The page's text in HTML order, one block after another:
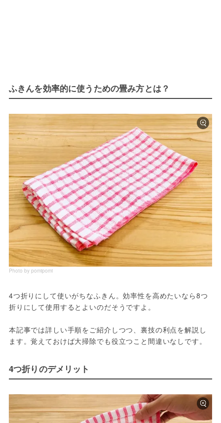
ふきんを効率的に使うための畳み方とは？
Photo by pomipomi
4つ折りにして使いがちなふきん。効率性を高めたいなら8つ
折りにして使用するとよいのだそうですよ。
本記事では詳しい手順をご紹介しつつ、裏技の利点を解説し
ます。覚えておけば大掃除でも役立つこと間違いなしです。
4つ折りのデメリット